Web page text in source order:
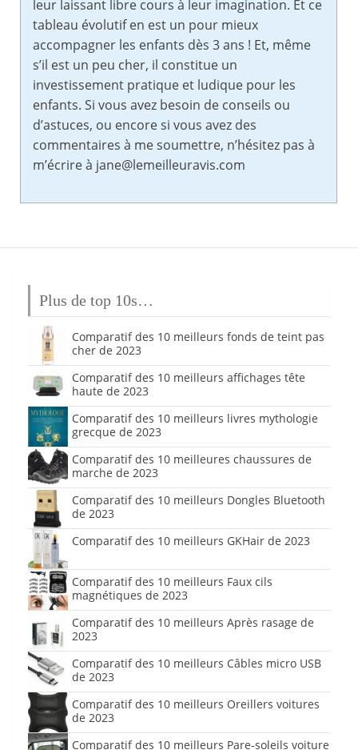
leur laissant libre cours à leur imagination. Et ce
tableau évolutif en est un pour mieux
accompagner les enfants dès 3 ans ! Et, même
s’il est un peu cher, il constitue un
investissement pratique et ludique pour les
enfants. Si vous avez besoin de conseils ou
d’astuces, ou encore si vous avez des
commentaires à me soumettre, n’hésitez pas à
m’écrire à jane@lemeilleuravis.com
Plus de top 10s…
Comparatif des 10 meilleurs fonds de teint pas
cher de 2023
Comparatif des 10 meilleurs affichages tête
haute de 2023
Comparatif des 10 meilleurs livres mythologie
grecque de 2023
Comparatif des 10 meilleures chaussures de
marche de 2023
Comparatif des 10 meilleurs Dongles Bluetooth
de 2023
Comparatif des 10 meilleurs GKHair de 2023
Comparatif des 10 meilleurs Faux cils
magnétiques de 2023
Comparatif des 10 meilleurs Après rasage de
2023
Comparatif des 10 meilleurs Câbles micro USB
de 2023
Comparatif des 10 meilleurs Oreillers voitures
de 2023
Comparatif des 10 meilleurs Pare-soleils voiture